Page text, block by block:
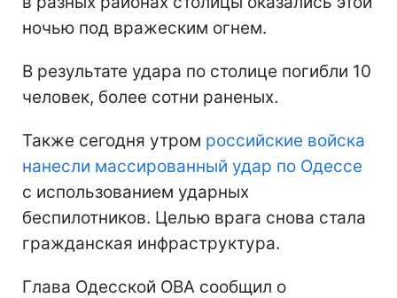
ночью под вражеским огнем.
В результате удара по столице погибли 10
человек, более сотни раненых.
Также сегодня утром российские войска
нанесли массированный удар по Одессе
с использованием ударных
беспилотников. Целью врага снова стала
гражданская инфраструктура.
Глава Одесской ОВА сообщил о